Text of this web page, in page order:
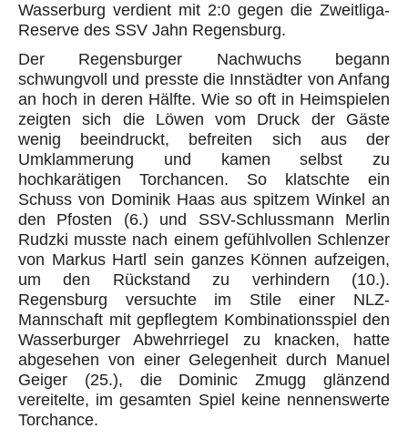
Wasserburg verdient mit 2:0 gegen die Zweitliga-
Reserve des SSV Jahn Regensburg.
Der Regensburger Nachwuchs begann
schwungvoll und presste die Innstädter von Anfang
an hoch in deren Hälfte. Wie so oft in Heimspielen
zeigten sich die Löwen vom Druck der Gäste
wenig beeindruckt, befreiten sich aus der
Umklammerung und kamen selbst zu
hochkarätigen Torchancen. So klatschte ein
Schuss von Dominik Haas aus spitzem Winkel an
den Pfosten (6.) und SSV-Schlussmann Merlin
Rudzki musste nach einem gefühlvollen Schlenzer
von Markus Hartl sein ganzes Können aufzeigen,
um den Rückstand zu verhindern (10.).
Regensburg versuchte im Stile einer NLZ-
Mannschaft mit gepflegtem Kombinationsspiel den
Wasserburger Abwehrriegel zu knacken, hatte
abgesehen von einer Gelegenheit durch Manuel
Geiger (25.), die Dominic Zmugg glänzend
vereitelte, im gesamten Spiel keine nennenswerte
Torchance.